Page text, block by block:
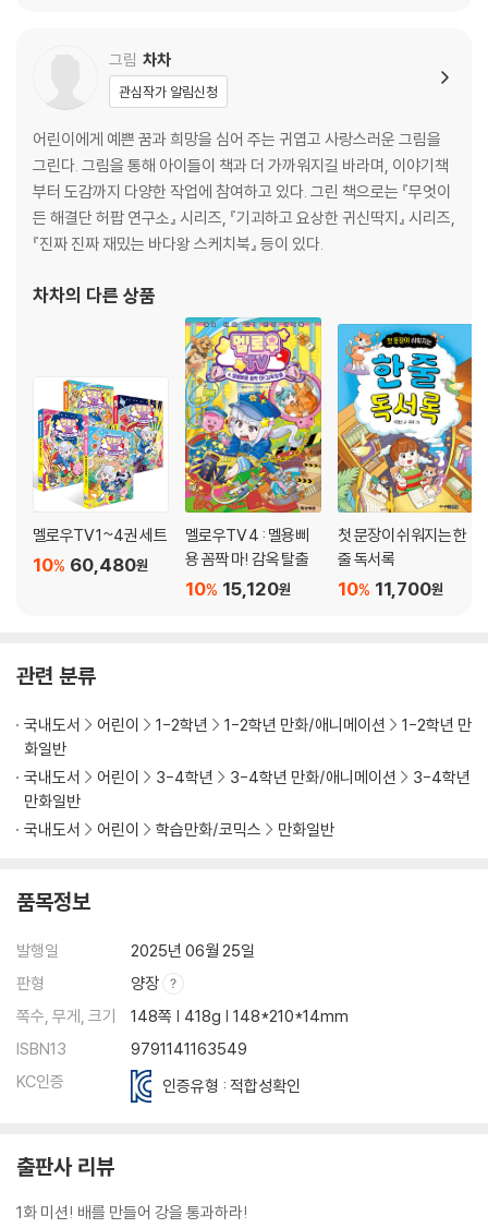
그림 차차
관심작가 알림신청
어린이에게 예쁜 꿈과 희망을 심어 주는 귀엽고 사랑스러운 그림을
그린다. 그림을 통해 아이들이 책과 더 가까워지길 바라며, 이야기책
부터 도감까지 다양한 작업에 참여하고 있다. 그린 책으로는 『무엇이
든 해결단 허팝 연구소』 시리즈, 『기괴하고 요상한 귀신딱지』 시리즈,
『진짜 진짜 재밌는 바다왕 스케치북』 등이 있다.
차차의 다른 상품
멜로우TV 1~4권 세트
60,480원
10%
멜로우TV 4 : 멜용삐
용 꼼짝 마! 감옥 탈출
15,120원
10%
첫 문장이 쉬워지는 한
줄 독서록
11,700원
10%
관련 분류
국내도서 어린이 1-2학년 1-2학년 만화/애니메이션
1-2학년 만
화일반
국내도서
어린이 3-4학년 3-4학년 만화/애니메이션
3-4학년
만화일반
국내도서
어린이 학습만화/코믹스 만화일반
품목정보
발행일
2025년 06월 25일
판형
양장
쪽수, 무게, 크기
148쪽 | 418g | 148*210*14mm
ISBN13
9791141163549
KC인증
인증유형 : 적합성확인
출판사 리뷰
1화 미션! 배를 만들어 강을 통과하라!